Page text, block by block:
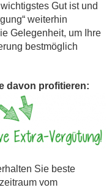
Gut ist und
weiterhin
Gelegenheit, um Ihre
bestmöglich
davon profitieren:
Sie beste
vom